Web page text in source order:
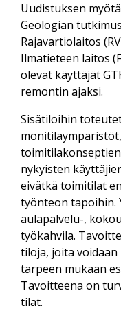
Uudistuksen
Geologian
Rajavartiolaitos
Ilmatieteen laitos
olevat käyttäjät
remontin ajaksi.
Sisätiloihin
nykyisten
eivätkä toimitilat
työnteon tapoihin.
aulapalvelu-,
työkahvila.
tiloja, joita
tarpeen mukaan
Tavoitteena on
tilat.